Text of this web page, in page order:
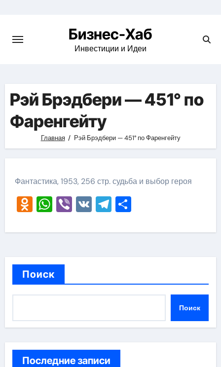
content
Бизнес-Хаб
Инвестиции и Идеи
Рэй Брэдбери — 451° по
Фаренгейту
Главная Рэй Брэдбери — 451° по Фаренгейту
Фантастика, 1953, 256 стр. судьба и выбор героя
Odnoklassniki
WhatsApp
Viber
VKTelegram
Отправить
Поиск
Поиск
Последние записи